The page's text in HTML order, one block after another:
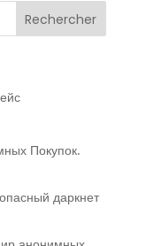
Покупок.
даркнет